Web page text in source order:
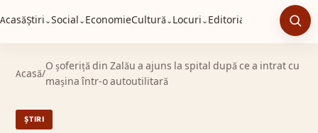
AcasăȘtiri ⌄Social ⌄ EconomieCultură ⌄ Locuri ⌄ Editorial
Acasă/
O șoferiță din Zalău a ajuns la spital după ce a intrat cu
mașina într-o autoutilitară
ȘTIRI